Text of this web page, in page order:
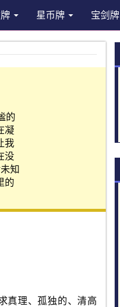
星币牌 宝剑牌
的
凝
我
没
知
的
真理、孤独的、清高